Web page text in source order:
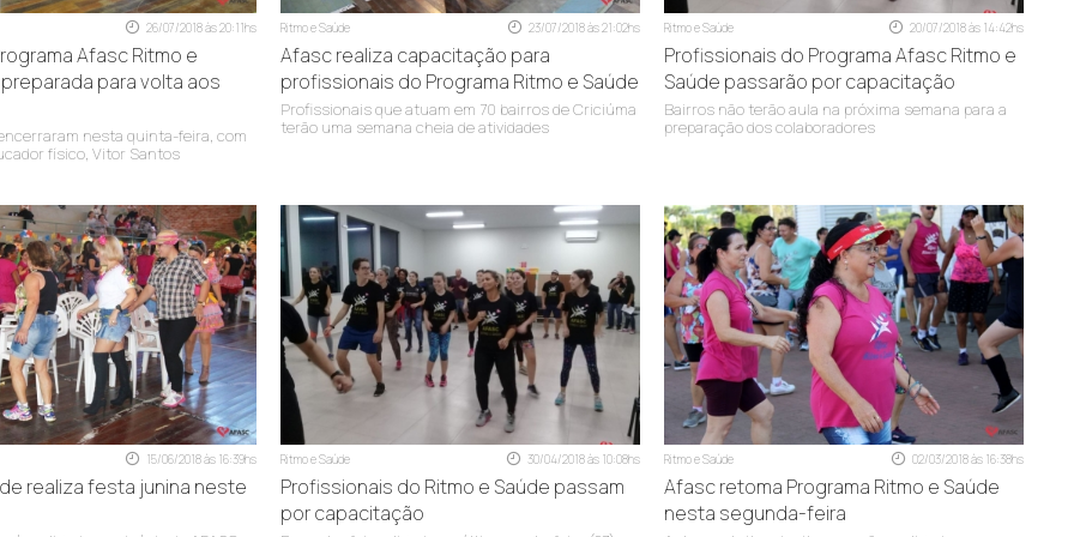
às 20h30
às 20h30
às 20h15
20h30
às 20h30
às 20h30
às 20h30
às 20h30
(48) 3445-8950 ou pelo e-mailritmoesaude@afasc.com.br
26/07/2018 às 20:11hs
Afasc Ritmo e
para volta aos
nesta quinta-feira, com
físico, Vitor Santos
Ritmo e Saúde 23/07/2018 às 21:02hs
Afasc realiza capacitação para
profissionais do Programa Ritmo e Saúde
Profissionais que atuam em 70 bairros de Criciúma
terão uma semana cheia de atividades
Ritmo e Saúde 20/07/2018 às 14:42hs
Profissionais do Programa Afasc Ritmo e
Saúde passarão por capacitação
Bairros não terão aula na próxima semana para a
preparação dos colaboradores
15/06/2018 às 16:39hs
realiza festa junina neste
Ritmo e Saúde 30/04/2018 às 10:08hs
Profissionais do Ritmo e Saúde passam
por capacitação
Ritmo e Saúde 02/03/2018 às 16:38hs
Afasc retoma Programa Ritmo e Saúde
nesta segunda-feira